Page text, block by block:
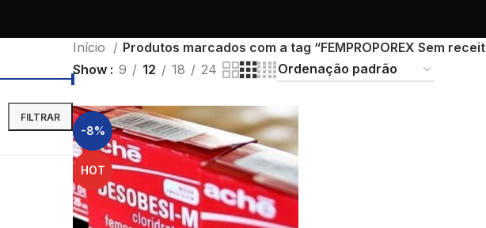
FILTRAR
Início
Produtos marcados com a tag “FEMPROPOREX Sem
Show
9 12 18 24
-8%
HOT